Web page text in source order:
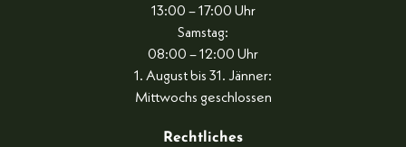
13:00 – 17:00 Uhr
Samstag:
08:00 – 12:00 Uhr
1. August bis 31. Jänner:
Mittwochs geschlossen
Rechtliches